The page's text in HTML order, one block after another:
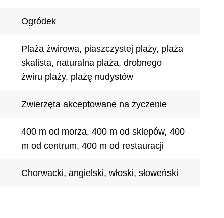
Ogródek
Plaża żwirowa, piaszczystej plaży, plaża
skalista, naturalna plaża, drobnego
żwiru plaży, plażę nudystów
Zwierzęta akceptowane na życzenie
400 m od morza, 400 m od sklepów, 400
m od centrum, 400 m od restauracji
Chorwacki, angielski, włoski, słoweński